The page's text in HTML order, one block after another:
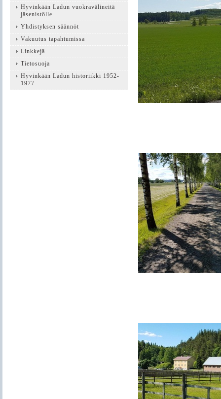
Hyvinkään Ladun vuokravälineitä
jäsenistölle
Yhdistyksen säännöt
Vakuutus tapahtumissa
Linkkejä
Tietosuoja
Hyvinkään Ladun historiikki 1952-
1977